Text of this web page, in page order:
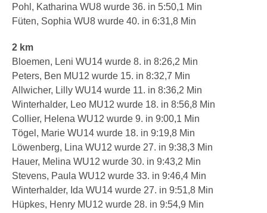
Pohl, Katharina WU8 wurde 36. in 5:50,1 Min
Füten, Sophia WU8 wurde 40. in 6:31,8 Min
2 km
Bloemen, Leni WU14 wurde 8. in 8:26,2 Min
Peters, Ben MU12 wurde 15. in 8:32,7 Min
Allwicher, Lilly WU14 wurde 11. in 8:36,2 Min
Winterhalder, Leo MU12 wurde 18. in 8:56,8 Min
Collier, Helena WU12 wurde 9. in 9:00,1 Min
Tögel, Marie WU14 wurde 18. in 9:19,8 Min
Löwenberg, Lina WU12 wurde 27. in 9:38,3 Min
Hauer, Melina WU12 wurde 30. in 9:43,2 Min
Stevens, Paula WU12 wurde 33. in 9:46,4 Min
Winterhalder, Ida WU14 wurde 27. in 9:51,8 Min
Hüpkes, Henry MU12 wurde 28. in 9:54,9 Min